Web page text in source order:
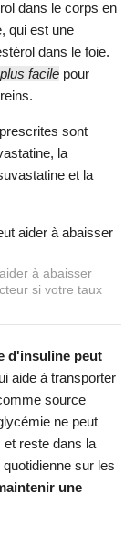
dans le corps en
qui est une
dans le foie.
facile pour
sont
la
et la
à abaisser
si votre taux
d'insuline peut
aide à transporter
source
ne peut
et reste dans la
sur les
une